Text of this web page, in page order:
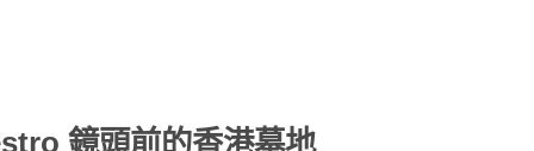
鏡頭前的香港墓地